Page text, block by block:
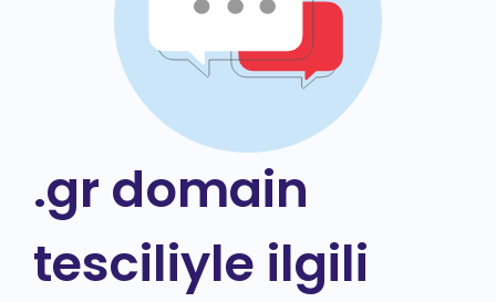
.gr domain
tesciliyle ilgili